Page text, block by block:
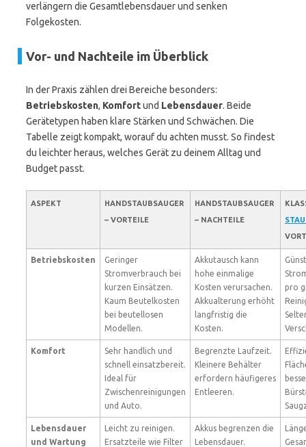
verlängern die Gesamtlebensdauer und senken
Folgekosten.
Vor- und Nachteile im Überblick
In der Praxis zählen drei Bereiche besonders:
Betriebskosten, Komfortund Lebensdauer. Beide
Gerätetypen haben klare Stärken und Schwächen. Die
Tabelle zeigt kompakt, worauf du achten musst. So findest
du leichter heraus, welches Gerät zu deinem Alltag und
Budget passt.
ASPEKT
HANDSTAUBSAUGER
– VORTEILE
HANDSTAUBSAUGER
– NACHTEILE
Betriebskosten
Geringer
Stromverbrauch bei
kurzen Einsätzen.
Kaum Beutelkosten
bei beutellosen
Modellen.
Akkutausch kann
hohe einmalige
Kosten verursachen.
Akkualterung erhöht
langfristig die
Kosten.
pro
Komfort
Sehr handlich und
schnell einsatzbereit.
Ideal für
Zwischenreinigungen
und Auto.
Begrenzte Laufzeit.
Kleinere Behälter
erfordern häufigeres
Entleeren.
Lebensdauer
und Wartung
Leicht zu reinigen.
Ersatzteile wie Filter
Akkus begrenzen die
Lebensdauer.